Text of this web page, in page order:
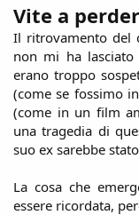
Vite a
Il ritrovamento del
non mi ha lasciato
erano troppo
(come se fossimo
(come in un film
una tragedia di
suo ex sarebbe
La cosa che
essere ricordata,